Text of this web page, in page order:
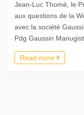
Jean-Luc Thomé, le
aux questions de la
avec la société
Pdg Gaussin
Read more